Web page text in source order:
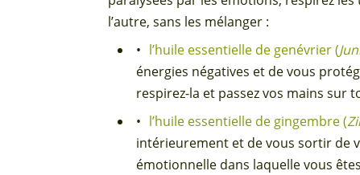
l’autre, sans les mélanger :
l’huile essentielle de genévrier (
énergies négatives et de vous
respirez-la et passez vos mains sur
l’huile essentielle de gingembre (
intérieurement et de vous sortir de
émotionnelle dans laquelle vous